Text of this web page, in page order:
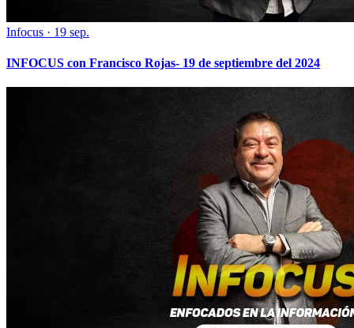
Infocus · 19 sep.
INFOCUS con Francisco Rojas- 19 de septiembre del 2024